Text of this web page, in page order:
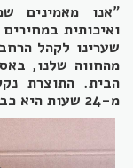
"אנו מאמינים
ואיכותית
שערינו לקהל
מהחווה שלנו,
הבית. התוצרת
מ-24 שעות היא כבר אצלכם על השולחן!"